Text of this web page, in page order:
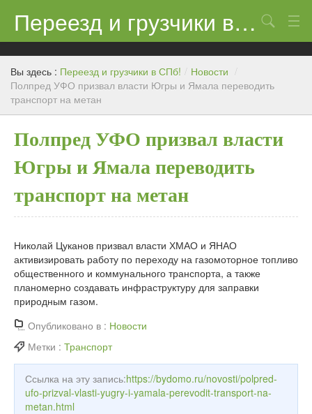
Переезд и грузчики в СПб!
Контакты
Цены
Новости
Поиск
Вы здесь : Переезд и грузчики в СПб! / Новости /
Полпред УФО призвал власти Югры и Ямала переводить
транспорт на метан
Полпред УФО призвал власти
Югры и Ямала переводить
транспорт на метан
Николай Цуканов призвал власти ХМАО и ЯНАО
активизировать работу по переходу на газомоторное топливо
общественного и коммунального транспорта, а также
планомерно создавать инфраструктуру для заправки
природным газом.
Опубликовано в : Новости
Метки : Транспорт
Ссылка на эту запись:https://bydomo.ru/novosti/polpred-
ufo-prizval-vlasti-yugry-i-yamala-perevodit-transport-na-
metan.html